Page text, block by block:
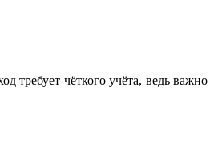
требует чёткого учёта, ведь важно